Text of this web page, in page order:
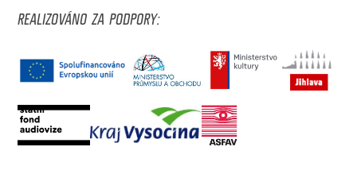
REALIZOVÁNO ZA PODPORY: